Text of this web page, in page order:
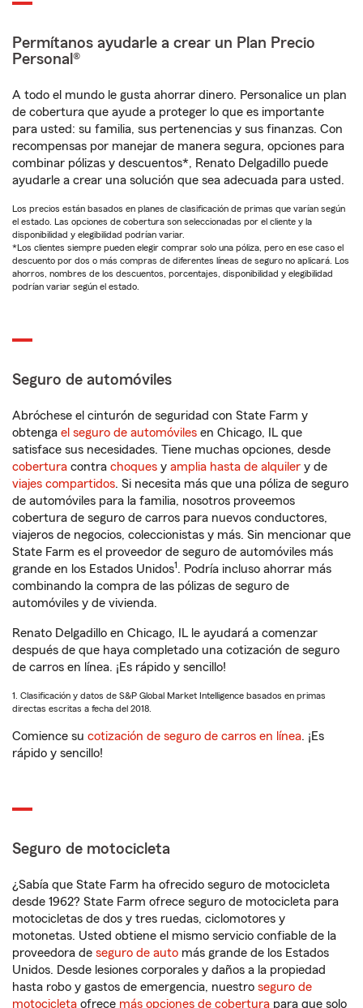
Permítanos ayudarle a crear un Plan Precio
Personal®
A todo el mundo le gusta ahorrar dinero. Personalice un plan
de cobertura que ayude a proteger lo que es importante
para usted: su familia, sus pertenencias y sus finanzas. Con
recompensas por manejar de manera segura, opciones para
combinar pólizas y descuentos*, Renato Delgadillo puede
ayudarle a crear una solución que sea adecuada para usted.
Los precios están basados en planes de clasificación de primas que varían según
el estado. Las opciones de cobertura son seleccionadas por el cliente y la
disponibilidad y elegibilidad podrían variar.
*Los clientes siempre pueden elegir comprar solo una póliza, pero en ese caso el
descuento por dos o más compras de diferentes líneas de seguro no aplicará. Los
ahorros, nombres de los descuentos, porcentajes, disponibilidad y elegibilidad
podrían variar según el estado.
Seguro de automóviles
Abróchese el cinturón de seguridad con State Farm y
obtenga el seguro de automóviles en Chicago, IL que
satisface sus necesidades. Tiene muchas opciones, desde
cobertura contra choques y amplia hasta de alquiler y de
viajes compartidos. Si necesita más que una póliza de seguro
de automóviles para la familia, nosotros proveemos
cobertura de seguro de carros para nuevos conductores,
viajeros de negocios, coleccionistas y más. Sin mencionar que
State Farm es el proveedor de seguro de automóviles más
grande en los Estados Unidos1. Podría incluso ahorrar más
combinando la compra de las pólizas de seguro de
automóviles y de vivienda.
Renato Delgadillo en Chicago, IL le ayudará a comenzar
después de que haya completado una cotización de seguro
de carros en línea. ¡Es rápido y sencillo!
1. Clasificación y datos de S&P Global Market Intelligence basados en primas
directas escritas a fecha del 2018.
Comience su cotización de seguro de carros en línea. ¡Es
rápido y sencillo!
Seguro de motocicleta
¿Sabía que State Farm ha ofrecido seguro de motocicleta
desde 1962? State Farm ofrece seguro de motocicleta para
motocicletas de dos y tres ruedas, ciclomotores y
motonetas. Usted obtiene el mismo servicio confiable de la
proveedora de seguro de auto más grande de los Estados
Unidos. Desde lesiones corporales y daños a la propiedad
hasta robo y gastos de emergencia, nuestro seguro de
motocicleta ofrece más opciones de cobertura para que solo